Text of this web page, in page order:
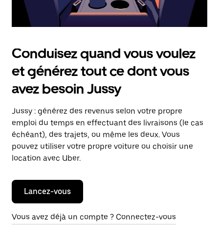
Conduisez quand vous voulez
et générez tout ce dont vous
avez besoin Jussy
Jussy : générez des revenus selon votre propre
emploi du temps en effectuant des livraisons (le cas
échéant), des trajets, ou même les deux. Vous
pouvez utiliser votre propre voiture ou choisir une
location avec Uber.
Lancez-vous
Vous avez déjà un compte ? Connectez-vous